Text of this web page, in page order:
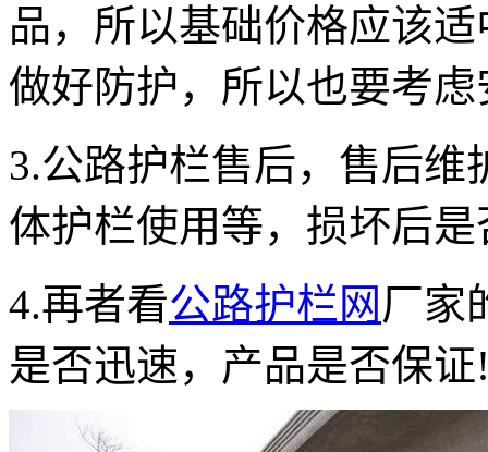
品，所以基础价格应该
做好防护，所以也要考
3.公路护栏售后，售后
体护栏使用等，损坏后
4.再者看公路护栏网 厂家
是否迅速，产品是否保证